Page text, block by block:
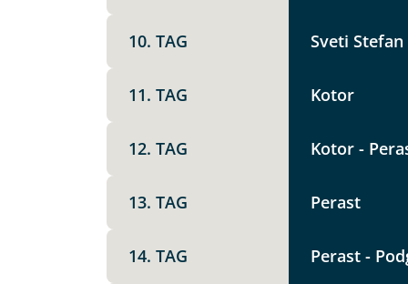
10. TAG Sveti
11. TAG Kotor
12. TAG Kotor -
13. TAG Perast
14. TAG Perast -
Die Anfrage wird via SSL